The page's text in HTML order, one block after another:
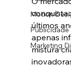
Motion
Publicidade
Marketing
últimos
apenas
mistura